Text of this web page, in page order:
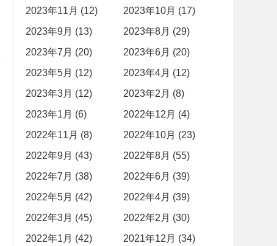
2023年11月 (12)
2023年10月 (17)
2023年9月 (13)
2023年8月 (29)
2023年7月 (20)
2023年6月 (20)
2023年5月 (12)
2023年4月 (12)
2023年3月 (12)
2023年2月 (8)
2023年1月 (6)
2022年12月 (4)
2022年11月 (8)
2022年10月 (23)
2022年9月 (43)
2022年8月 (55)
2022年7月 (38)
2022年6月 (39)
2022年5月 (42)
2022年4月 (39)
2022年3月 (45)
2022年2月 (30)
2022年1月 (42)
2021年12月 (34)